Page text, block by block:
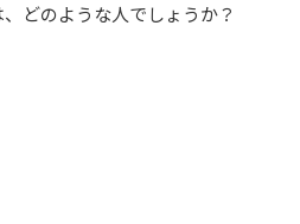
どのような人でしょうか？